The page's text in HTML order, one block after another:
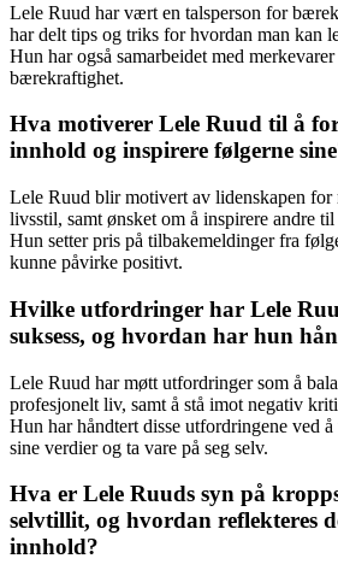
Lele Ruud har vært en talsperson for
har delt tips og triks for hvordan man kan
Hun har også samarbeidet med
bærekraftighet.
Hva motiverer Lele Ruud til å
innhold og inspirere følgerne
Lele Ruud blir motivert av lidenskapen for
livsstil, samt ønsket om å inspirere andre
Hun setter pris på tilbakemeldinger fra
kunne påvirke positivt.
Hvilke utfordringer har Lele
suksess, og hvordan har hun
Lele Ruud har møtt utfordringer som å
profesjonelt liv, samt å stå imot negativ
Hun har håndtert disse utfordringene ved
sine verdier og ta vare på seg selv.
Hva er Lele Ruuds syn på
selvtillit, og hvordan reflekteres
innhold?